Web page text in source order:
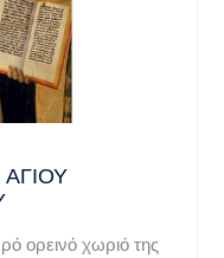
ορεινό χωριό της